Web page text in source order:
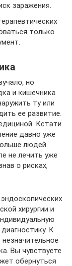
заражения.
только
но
и кишечника
ту или
ее развитие.
Кстати
давно уже
людей
не лечить уже
о рисках,
хирургии и
К
Вы чувствуете
обернуться